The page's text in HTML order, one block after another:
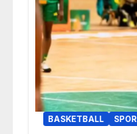
BASKETBALL